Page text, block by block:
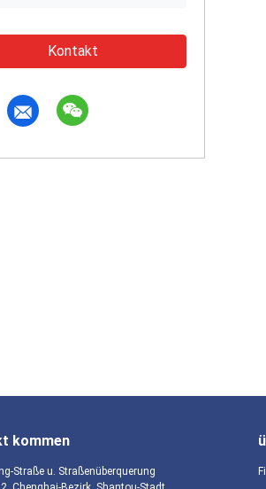
Kontakt
kommen
Straße u. Straßenüberquerung